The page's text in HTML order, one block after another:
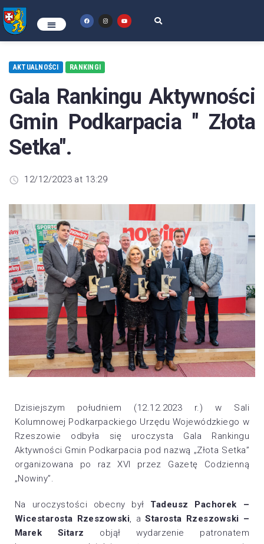
AKTUALNOŚCI RANKINGI
Gala Rankingu Aktywności
Gmin Podkarpacia " Złota
Setka".
12/12/2023 at 13:29
Dzisiejszym południem (12.12.2023 r.) w Sali
Kolumnowej Podkarpackiego Urzędu Wojewódzkiego w
Rzeszowie odbyła się uroczysta Gala Rankingu
Aktywności Gmin Podkarpacia pod nazwą „Złota Setka”
organizowana po raz XVI przez Gazetę Codzienną
„Nowiny”.
Na uroczystości obecny był Tadeusz Pachorek –
Wicestarosta Rzeszowski, aStarosta Rzeszowski –
Marek Sitarz objął wydarzenie patronatem